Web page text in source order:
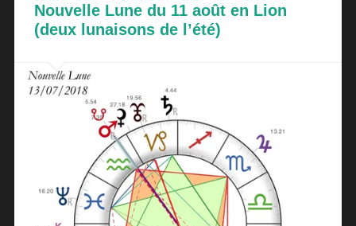
Nouvelle Lune du 11 août en Lion
(deux lunaisons de l’été)